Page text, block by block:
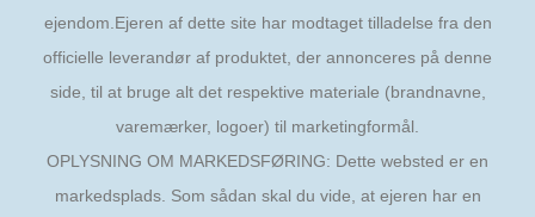
ejendom.Ejeren af dette site har modtaget tilladelse fra den
officielle leverandør af produktet, der annonceres på denne
side, til at bruge alt det respektive materiale (brandnavne,
varemærker, logoer) til marketingformål.
OPLYSNING OM MARKEDSFØRING: Dette websted er en
markedsplads. Som sådan skal du vide, at ejeren har en